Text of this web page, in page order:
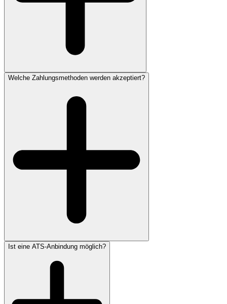
Welche Zahlungsmethoden werden akzeptiert?
Ist eine ATS-Anbindung möglich?